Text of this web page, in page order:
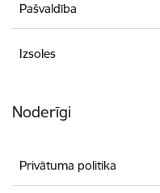
Pašvaldība
Izsoles
Noderīgi
Privātuma politika